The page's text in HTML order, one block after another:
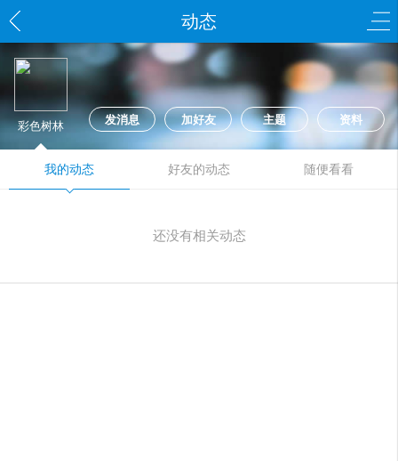
动态
彩色树林 发消息 加好友 主题 资料
我的动态 好友的动态 随便看看
还没有相关动态